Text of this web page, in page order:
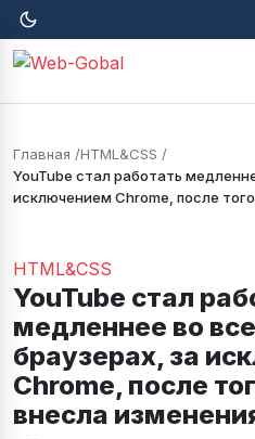
Главная
HTML&CSS
YouTube стал работать
исключением Chrome, после
HTML&CSS
YouTube стал
медленнее во
браузерах, за
Chrome, после
внесла